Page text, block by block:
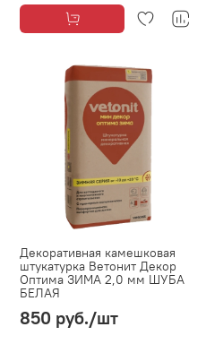
Декоративная камешковая
штукатурка Ветонит Декор
Оптима ЗИМА 2,0 мм ШУБА
БЕЛАЯ
850 руб./шт